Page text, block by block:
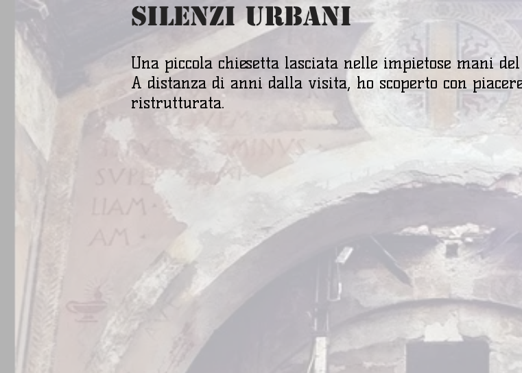
SILENZI URBANI
Una piccola chiesetta lasciata nelle impietose mani del
A distanza di anni dalla visita, ho scoperto con
ristrutturata.